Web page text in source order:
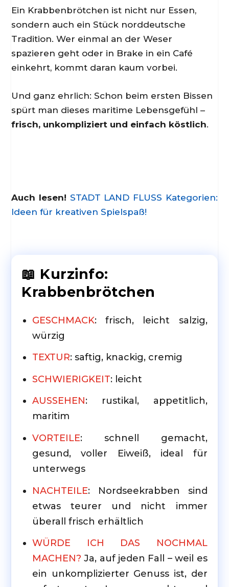
Ein Krabbenbrötchen ist nicht nur Essen,
sondern auch ein Stück norddeutsche
Tradition. Wer einmal an der Weser
spazieren geht oder in Brake in ein Café
einkehrt, kommt daran kaum vorbei.
Und ganz ehrlich: Schon beim ersten Bissen
spürt man dieses maritime Lebensgefühl –
frisch, unkompliziert und einfach köstlich.
Auch lesen! STADT LAND FLUSS Kategorien:
Ideen für kreativen Spielspaß!
📖 Kurzinfo:
Krabbenbrötchen
GESCHMACK: frisch, leicht salzig,
würzig
TEXTUR: saftig, knackig, cremig
SCHWIERIGKEIT: leicht
AUSSEHEN: rustikal, appetitlich,
maritim
VORTEILE: schnell gemacht,
gesund, voller Eiweiß, ideal für
unterwegs
NACHTEILE: Nordseekrabben sind
etwas teurer und nicht immer
überall frisch erhältlich
WÜRDE ICH DAS NOCHMAL
MACHEN? Ja, auf jeden Fall – weil es
ein unkomplizierter Genuss ist, der